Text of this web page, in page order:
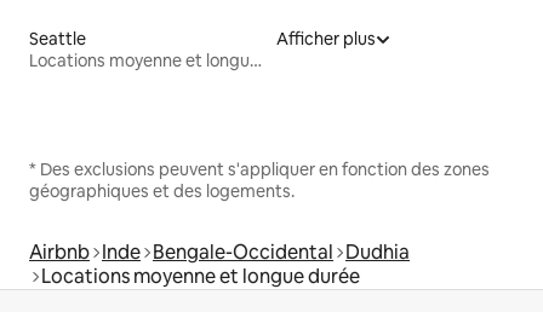
Seattle
Locations moyenne et longue durée
Afficher plus
* Des exclusions peuvent s'appliquer en fonction des zones
géographiques et des logements.
Airbnb Inde Bengale-Occidental Dudhia
Locations moyenne et longue durée